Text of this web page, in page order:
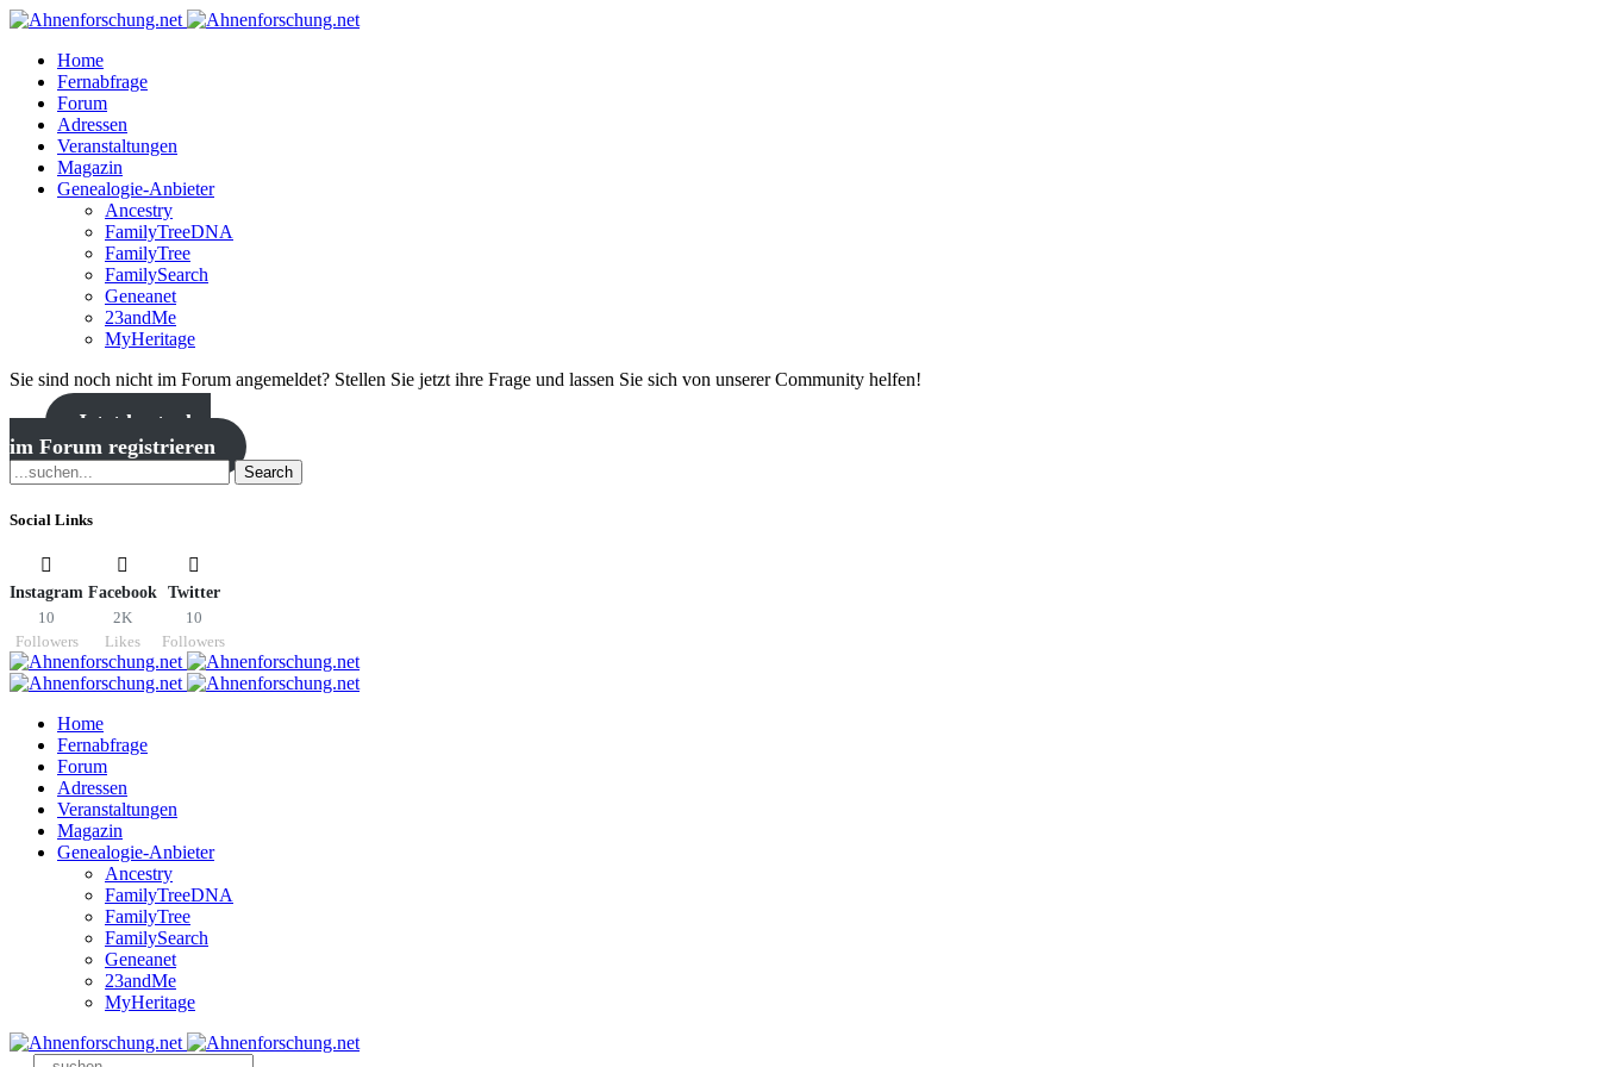
Home
Fernabfrage
Forum
Adressen
Veranstaltungen
Magazin
Genealogie-Anbieter
Ancestry
FamilyTreeDNA
FamilyTree
FamilySearch
Geneanet
23andMe
MyHeritage
Sie sind noch nicht im Forum angemeldet? Stellen Sie jetzt ihre Frage und lassen Sie sich von unserer Community helfen!
Jetzt kostenlos
im Forum registrieren
Search
Social Links
Instagram
10
Followers
Facebook
2K
Likes
Twitter
10
Followers
Home
Fernabfrage
Forum
Adressen
Veranstaltungen
Magazin
Genealogie-Anbieter
Ancestry
FamilyTreeDNA
FamilyTree
FamilySearch
Geneanet
23andMe
MyHeritage